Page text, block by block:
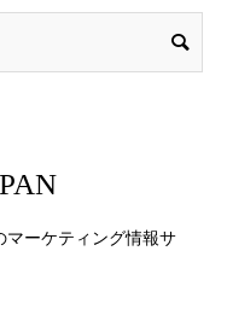
マーケティング情報サ